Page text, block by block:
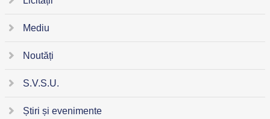
Mediu
Noutăți
S.V.S.U.
Știri și evenimente